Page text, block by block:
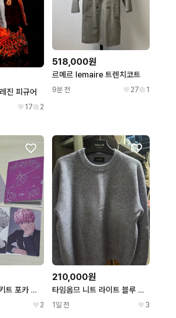
진 피규어
17 2
518,000원
르메르 lemaire 트렌치코트
9분 전 27 1
밤비 2026 생일키트 포카 외 플레이브 bamby plave
2
210,000원
타임옴므 니트 라이트 블루 추천
1일 전 3